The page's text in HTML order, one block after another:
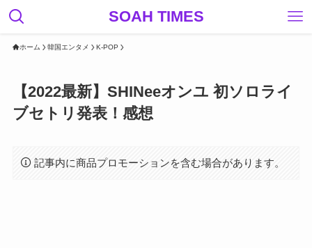
SOAH TIMES
ホーム 韓国エンタメ K-POP
【2022最新】SHINeeオンユ 初ソロライ
ブセトリ発表！感想
記事内に商品プロモーションを含む場合があります。